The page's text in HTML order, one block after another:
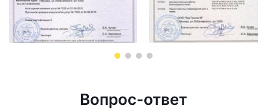
Вопрос-ответ